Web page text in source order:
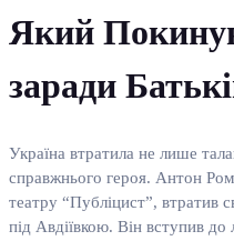
Який
заради
Україна втратила не лише
справжнього героя. Антон
театру “Публіцист”, втратив
під Авдіївкою. Він вступив